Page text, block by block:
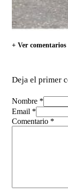
+ Ver comentarios
Deja el primer
Nombre *
Email *
Comentario *